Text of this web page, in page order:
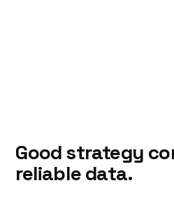
Good strategy
reliable data.